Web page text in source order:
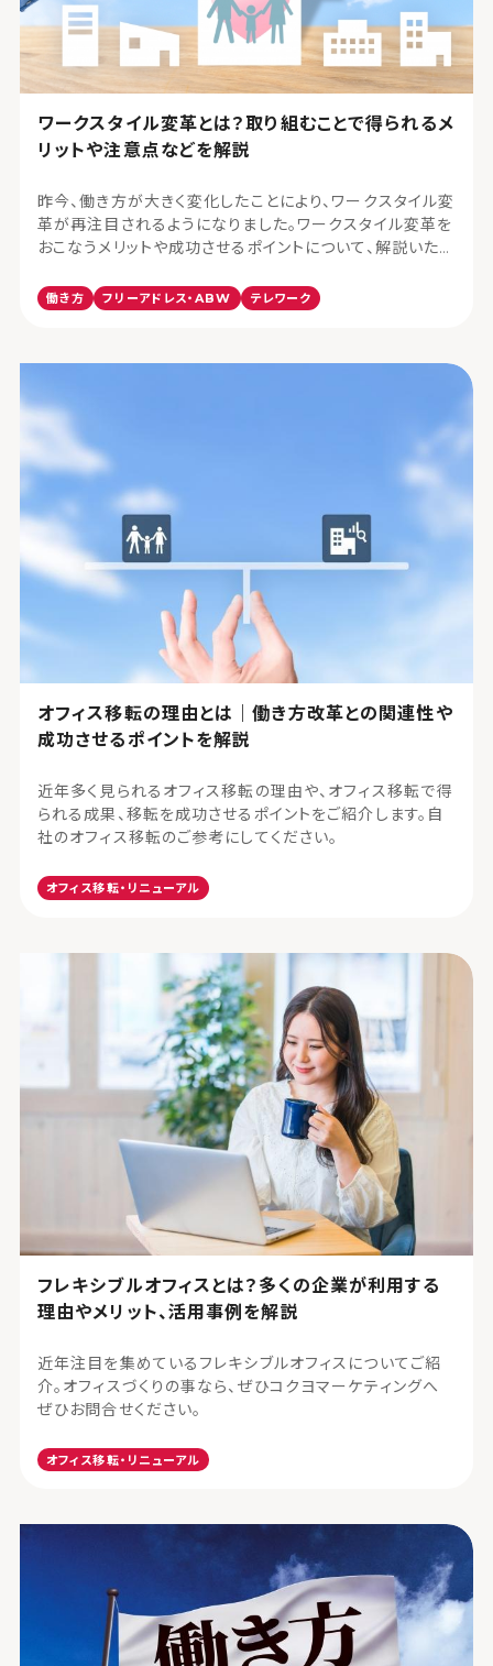
ワークスタイル変革とは？取り組むことで得られるメ
リットや注意点などを解説
昨今、働き方が大きく変化したことにより、ワークスタイル変
革が再注目されるようになりました。ワークスタイル変革を
おこなうメリットや成功させるポイントについて、解説いたし
働き方 フリーアドレス・ABW テレワーク
オフィス移転の理由とは｜働き方改革との関連性や
成功させるポイントを解説
近年多く見られるオフィス移転の理由や、オフィス移転で得
られる成果、移転を成功させるポイントをご紹介します。自
社のオフィス移転のご参考にしてください。
オフィス移転・リニューアル
フレキシブルオフィスとは？多くの企業が利用する
理由やメリット、活用事例を解説
近年注目を集めているフレキシブルオフィスについてご紹
介。オフィスづくりの事なら、ぜひコクヨマーケティングへ
ぜひお問合せください。
オフィス移転・リニューアル